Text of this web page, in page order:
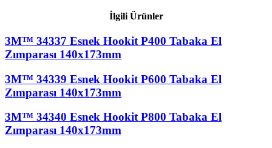
İlgili Ürünler
3M™ 34337 Esnek Hookit P400 Tabaka El
Zımparası 140x173mm
3M™ 34339 Esnek Hookit P600 Tabaka El
Zımparası 140x173mm
3M™ 34340 Esnek Hookit P800 Tabaka El
Zımparası 140x173mm